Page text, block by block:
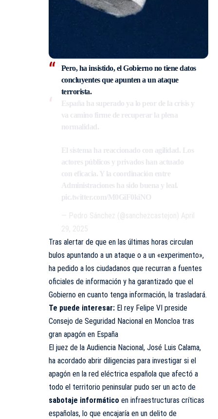
Pero, ha insistido, el Gobierno no tiene datos
concluyentes que apunten a un ataque
terrorista.
España ha superado ya lo peor de la crisis y
va camino firme de recuperar la plena
normalidad.
El sistema ha reaccionado con agilidad. Los
actores públicos y privados han actuado
con eficacia. Y la coordinación entre
Administraciones ha sido buena y leal.
pic.twitter.com/M0GiF0kiNO
— Pedro Sánchez (@sanchezcastejon) April
29, 2025
Tras alertar de que en las últimas horas circulan
bulos apuntando a un ataque o a un «experimento»,
ha pedido a los ciudadanos que recurran a fuentes
oficiales de información y ha garantizado que el
Gobierno en cuanto tenga información, la trasladará.
Te puede interesar: El rey Felipe VI preside
Consejo de Seguridad Nacional en Moncloa tras
gran apagón en España
El juez de la Audiencia Nacional, José Luis Calama,
ha acordado abrir diligencias para investigar si el
apagón en la red eléctrica española que afectó a
todo el territorio peninsular pudo ser un acto de
sabotaje informático en infraestructuras críticas
españolas, lo que encajaría en un delito de